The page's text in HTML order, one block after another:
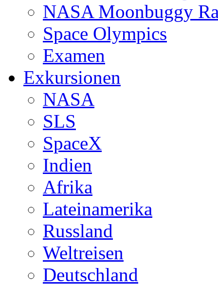
NASA Moonbuggy
Space Olympics
Examen
Exkursionen
NASA
SLS
SpaceX
Indien
Afrika
Lateinamerika
Russland
Weltreisen
Deutschland